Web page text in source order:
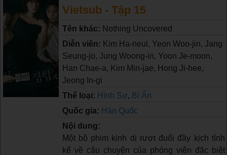
Vietsub - Tập 15
Tên khác: Nothing Uncovered
Diễn viên: Kim Ha-neul, Yeon Woo-jin, Jang
Seung-jo, Jung Woong-in, Yoon Je-moon,
Han Chae-a, Kim Min-jae, Hong Ji-hee,
Jeong In-gi
Thể loại: Hình Sự, Bí Ẩn
Quốc gia: Hàn Quốc
Nội dung:
Một bộ phim kinh dị rượt đuổi đầy kịch tính
kể về câu chuyện của phóng viên đặc biệt